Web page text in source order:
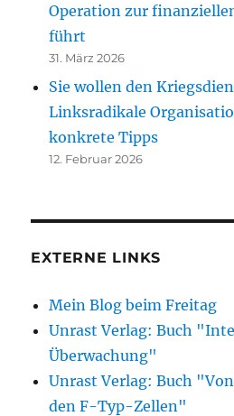
Operation zur
führt
31. März 2026
Sie wollen den
Linksradikale
konkrete Tipps
12. Februar 2026
EXTERNE LINKS
Mein Blog beim Freitag
Unrast Verlag: Buch
Überwachung"
Unrast Verlag: Buch
den F-Typ-Zellen"